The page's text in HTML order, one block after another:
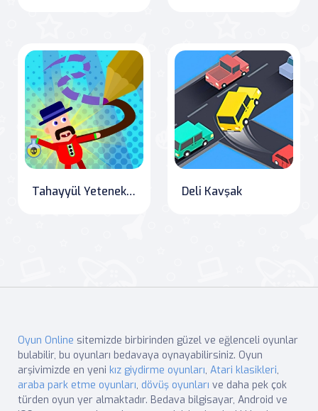
Tahayyül Yetenekleri: Usta Çizim Efsaneleri Deli Kavşak
Oyun Online sitemizde birbirinden güzel ve eğlenceli oyunlar
bulabilir, bu oyunları bedavaya oynayabilirsiniz. Oyun
arşivimizde en yeni kız giydirme oyunları, Atari klasikleri,
araba park etme oyunları, dövüş oyunları ve daha pek çok
türden oyun yer almaktadır. Bedava bilgisayar, Android ve